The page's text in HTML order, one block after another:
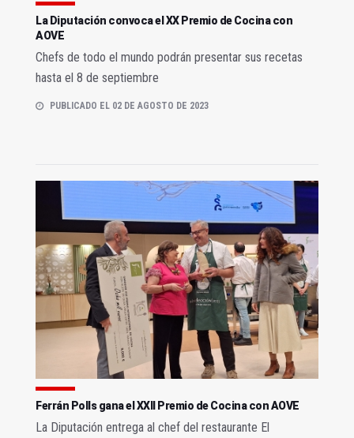
La Diputación convoca el XX Premio de Cocina con
AOVE
Chefs de todo el mundo podrán presentar sus recetas
hasta el 8 de septiembre
PUBLICADO EL 02 DE AGOSTO DE 2023
Ferrán Polls gana el XXII Premio de Cocina con AOVE
La Diputación entrega al chef del restaurante El